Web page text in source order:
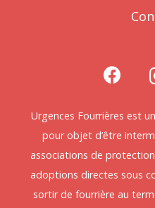
Urgences Fourrières est
pour objet d’être
associations de
adoptions directes sous
sortir de fourrière au